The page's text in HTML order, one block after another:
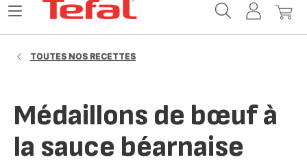
MonMon
Ouvrir
TOUTES NOS RECETTES
Médaillons de bœuf à
la sauce béarnaise